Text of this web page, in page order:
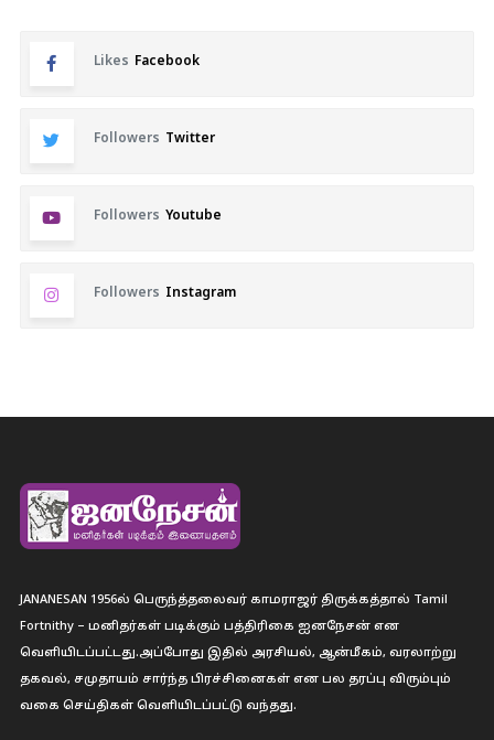
Likes Facebook
Followers Twitter
Followers Youtube
Followers Instagram
JANANESAN 1956ல் பெருந்த்தலைவர் காமராஜர் திருக்கத்தால் Tamil
Fortnithy – மனிதர்கள் படிக்கும் பத்திரிகை ஐனநேசன் என
வெளியிடப்பட்டது.அப்போது இதில் அரசியல், ஆன்மீகம், வரலாற்று
தகவல், சமுதாயம் சார்ந்த பிரச்சினைகள் என பல தரப்பு விரும்பும்
வகை செய்திகள் வெளியிடப்பட்டு வந்தது.